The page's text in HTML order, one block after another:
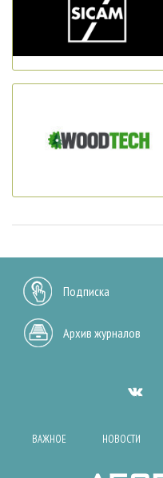
Подписка
Архив журналов
ВАЖНОЕ НОВОСТИ